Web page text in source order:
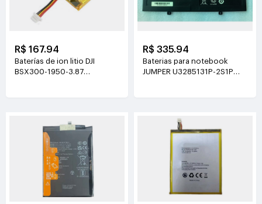
R$ 167.94
Baterías de ion litio DJI
BSX300-1950-3.87
R$ 335.94
Baterias para notebook
JUMPER U3285131P-2S1P